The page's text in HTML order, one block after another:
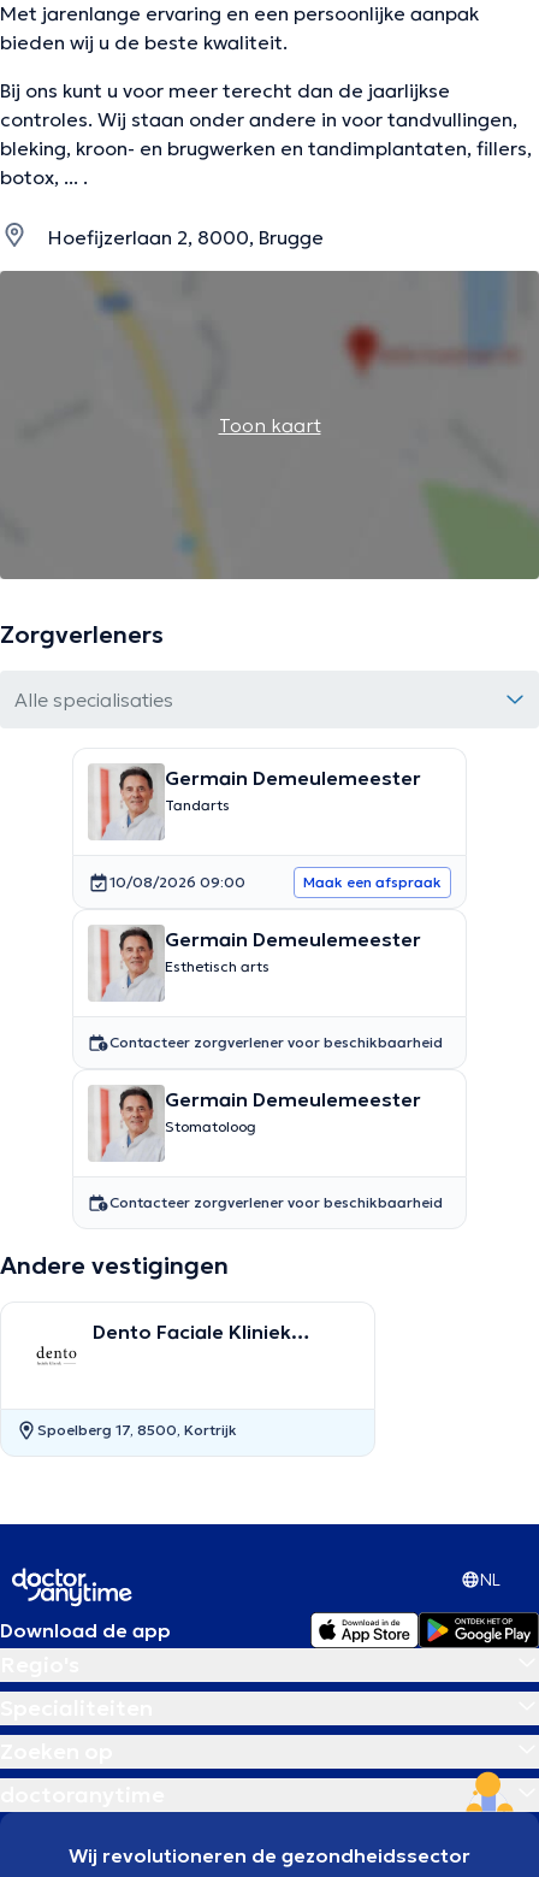
Met jarenlange ervaring en een persoonlijke aanpak
bieden wij u de beste kwaliteit.
Bij ons kunt u voor meer terecht dan de jaarlijkse
controles. Wij staan onder andere in voor tandvullingen,
bleking, kroon- en brugwerken en tandimplantaten, fillers,
botox, ... .
Hoefijzerlaan 2, 8000, Brugge
Toon kaart
Zorgverleners
Alle specialisaties
Germain Demeulemeester
Tandarts
10/08/2026 09:00 Maak een afspraak
Germain Demeulemeester
Esthetisch arts
Contacteer zorgverlener voor beschikbaarheid
Germain Demeulemeester
Stomatoloog
Contacteer zorgverlener voor beschikbaarheid
Andere vestigingen
Dento Faciale Kliniek
Spoelberg 17, 8500, Kortrijk
NL
Download de app
Wij revolutioneren de gezondheidssector